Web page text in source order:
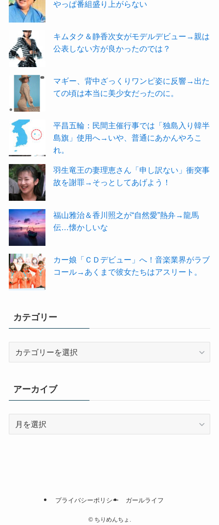
やっぱ番組盛り上がらない
キムタク＆静香次女がモデルデビュー→親は
公表しない方が良かったのでは？
マギー、背中ざっくりワンピ姿に反響→出た
ての頃は本当に美少女だったのに。
平昌五輪：民間主催行事では「独島入り韓半
島旗」使用へ→いや、普通にあかんやろこ
れ。
羽生竜王の妻理恵さん「申し訳ない」衝突事
故を謝罪→そっとしてあげよう！
福山雅治＆香川照之が“自然愛”熱弁→龍馬
伝…懐かしいな
カー娘「ＣＤデビュー」へ！音楽業界がラブ
コール→あくまで彼女たちはアスリート。
カテゴリー
リ
ー
アーカイブ
プライバシーポリシー ガールライフ
©ちりめんちょ.